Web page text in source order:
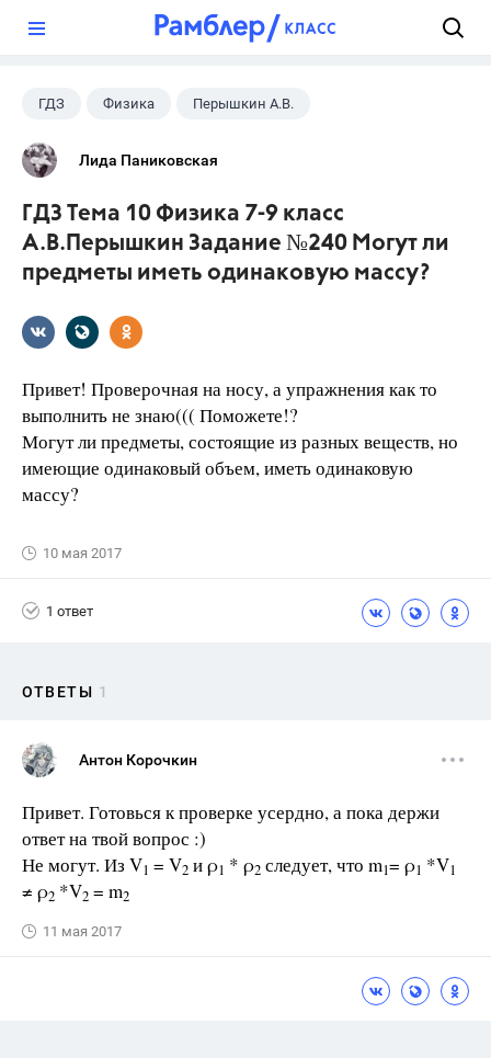
ГДЗ Физика Перышкин А.В.
Школа
Лида Паниковская
ГДЗ Тема 10 Физика 7-9 класс
А.В.Перышкин Задание №240 Могут ли
предметы иметь одинаковую массу?
Привет! Проверочная на носу, а упражнения как то
выполнить не знаю((( Поможете!?
Могут ли предметы, состоящие из разных веществ, но
имеющие одинаковый объем, иметь одинаковую
массу?
10 мая 2017
1 ответ
ОТВЕТЫ 1
Антон Корочкин
Привет. Готовься к проверке усердно, а пока держи
ответ на твой вопрос :)
Не могут. Из V1 = V2 и ρ1 * ρ2 следует, что m1= ρ1 *V1
≠ ρ2 *V2 = m2
11 мая 2017